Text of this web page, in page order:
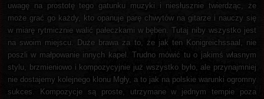
uwagę na prostotę tego gatunku muzyki i niesłusznie twierdząc, że
może grać go każdy, kto opanuje parę chwytów na gitarze i nauczy się
w miarę rytmicznie walić pałeczkami w bęben. Tutaj niby wszystko jest
na swoim miejscu. Duże brawa za to, że jak ten Konigreichssaal, nie
poszli w małpowanie innych kapel. Trudno mówić tu o jakimś własnym
stylu, brzmieniowo i kompozycyjnie już wszystko było, ale przynajmniej
nie dostajemy kolejnego klonu Mgły, a to jak na polskie warunki ogromny
sukces. Kompozycje są proste, utrzymane w jednym tempie poza